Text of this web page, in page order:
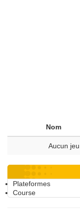
Nom
Aucun
Plateformes
Course